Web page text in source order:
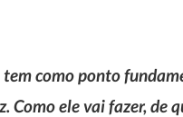
tem como ponto
Como ele vai fazer, de